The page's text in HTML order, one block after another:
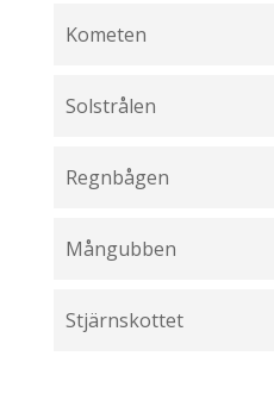
Kometen
Solstrålen
Regnbågen
Mångubben
Stjärnskottet